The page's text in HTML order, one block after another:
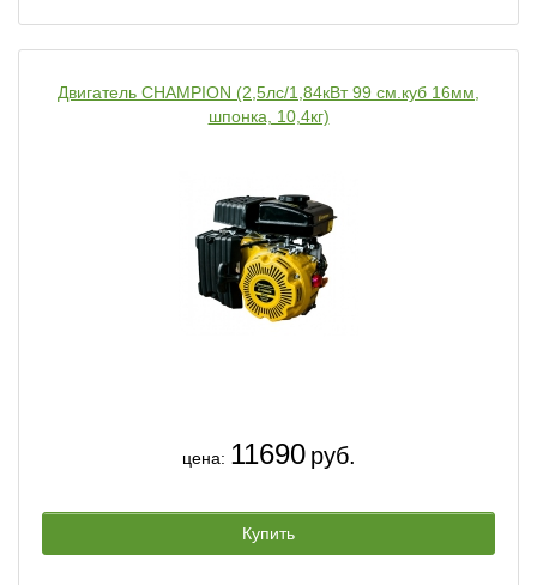
Двигатель CHAMPION (2,5лс/1,84кВт 99 см.куб 16мм,
шпонка, 10,4кг)
цена: 11690 руб.
Купить